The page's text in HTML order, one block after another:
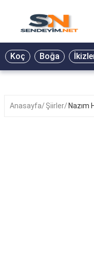
BİYOGRAFİ
GALERİ
Koç Boğa
Anasayfa Şiirler Nazım